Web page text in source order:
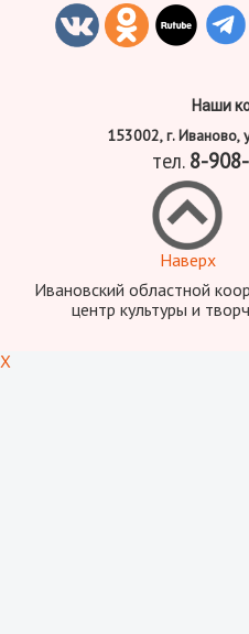
Наши
153002, г. Иваново,
тел. 8-
Наверх
Ивановский областной
центр культуры и
X